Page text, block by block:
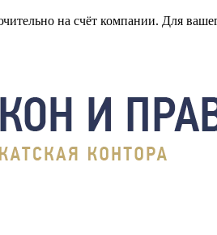
на счёт компании. Для